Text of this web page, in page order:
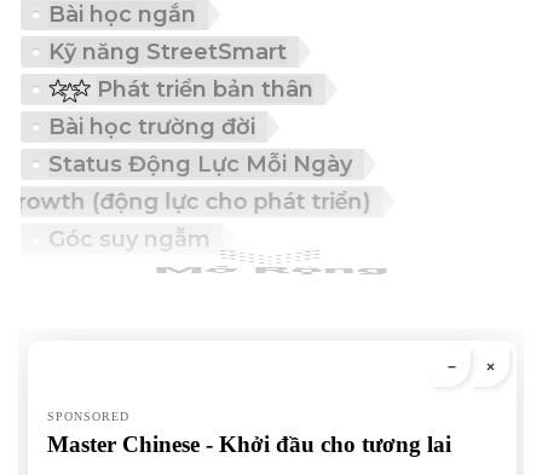
Bài học ngắn
Kỹ năng StreetSmart
Phát triển bản thân
Bài học trường đời
Status Động Lực Mỗi Ngày
for growth (động lực cho phát triển)
Góc suy ngẫm